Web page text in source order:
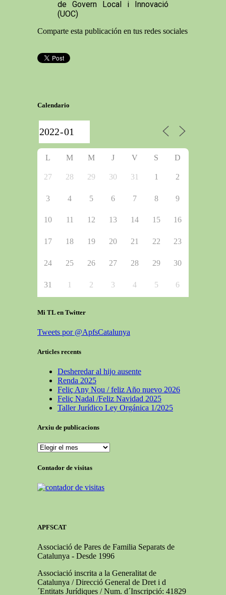
de Govern Local i Innovació
(UOC)
Comparte esta publicación en tus redes sociales
Calendario
L M M J V S D
27 28 29 30 31 1 2
3 4 5 6 7 8 9
10 11 12 13 14 15 16
17 18 19 20 21 22 23
24 25 26 27 28 29 30
31 1 2 3 4 5 6
Mi TL en Twitter
Tweets por @ApfsCatalunya
Articles recents
Desheredar al hijo ausente
Renda 2025
Feliç Any Nou / feliz Año nuevo 2026
Feliç Nadal /Feliz Navidad 2025
Taller Jurídico Ley Orgánica 1/2025
Arxiu de publicacions
Arxiu
publicacions
Contador de visitas
APFSCAT
Associació de Pares de Familia Separats de
Catalunya - Desde 1996
Associació inscrita a la Generalitat de
Catalunya / Direcció General de Dret i d
´Entitats Jurídiques / Num. d´Inscripció: 41829